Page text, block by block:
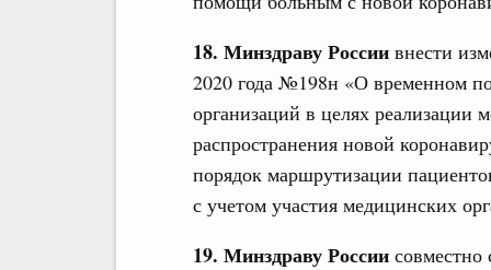
18. Минздраву России внести
2020 года №198н «О временном
организаций в целях
распространения новой
порядок маршрутизации
с учетом участия медицинских
19. Минздраву России